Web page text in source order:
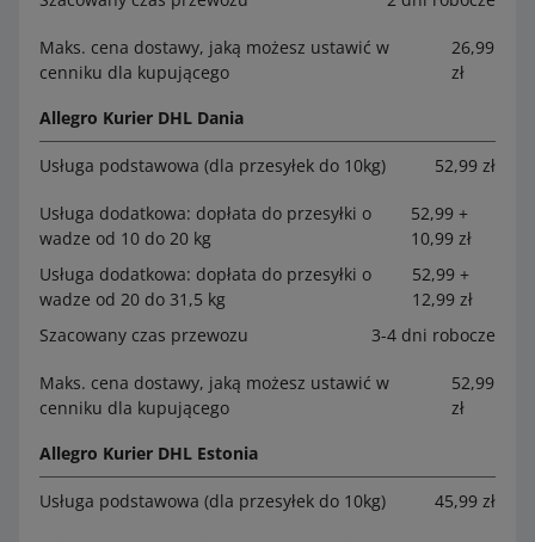
Maks. cena dostawy, jaką możesz ustawić w
cenniku dla kupującego
26,99
zł
Allegro Kurier DHL Dania
Usługa podstawowa (dla przesyłek do 10kg) 52,99 zł
Usługa dodatkowa: dopłata do przesyłki o
wadze od 10 do 20 kg
52,99 +
10,99 zł
Usługa dodatkowa: dopłata do przesyłki o
wadze od 20 do 31,5 kg
52,99 +
12,99 zł
Szacowany czas przewozu
3-4 dni robocze
Maks. cena dostawy, jaką możesz ustawić w
cenniku dla kupującego
52,99
zł
Allegro Kurier DHL Estonia
Usługa podstawowa (dla przesyłek do 10kg) 45,99 zł